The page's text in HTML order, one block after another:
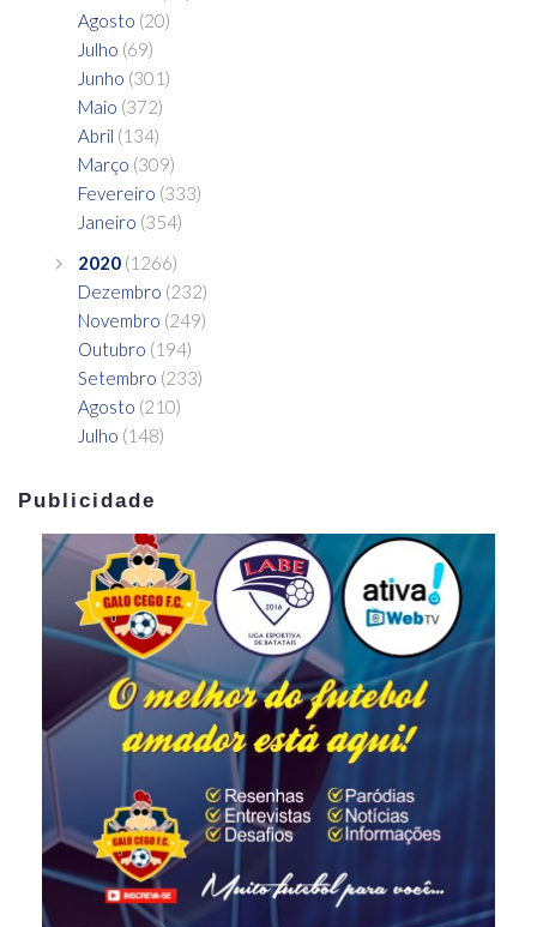
Agosto (20)
Julho (69)
Junho (301)
Maio (372)
Abril (134)
Março (309)
Fevereiro (333)
Janeiro (354)
2020 (1266)
Dezembro (232)
Novembro (249)
Outubro (194)
Setembro (233)
Agosto (210)
Julho (148)
Publicidade